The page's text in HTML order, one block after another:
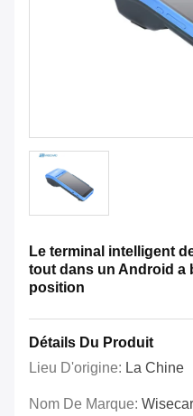
Le terminal intelligent
tout dans un Android a
position
Détails Du Produit
Lieu D'origine: La Chine
Nom De Marque: